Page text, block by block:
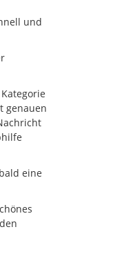
und
genauen
eine